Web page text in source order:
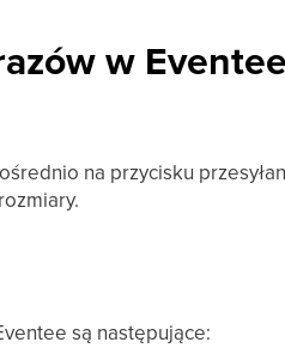
w
na przycisku
są następujące: